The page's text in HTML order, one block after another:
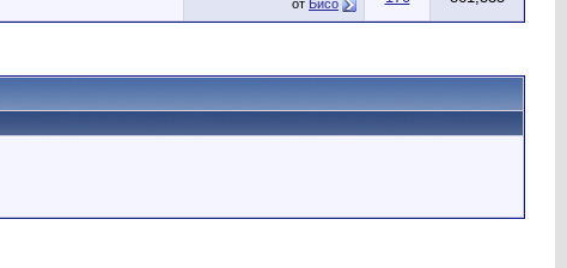
от Бисо